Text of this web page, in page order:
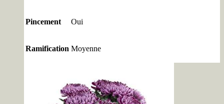
Pincement Oui
Ramification Moyenne